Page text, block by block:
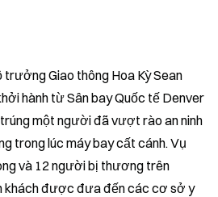
trưởng Giao thông Hoa Kỳ Sean
hành từ Sân bay Quốc tế Denver
một người đã vượt rào an ninh
trong lúc máy bay cất cánh. Vụ
và 12 người bị thương trên
khách được đưa đến các cơ sở y